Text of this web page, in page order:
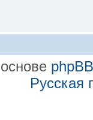
phpBB
Русская